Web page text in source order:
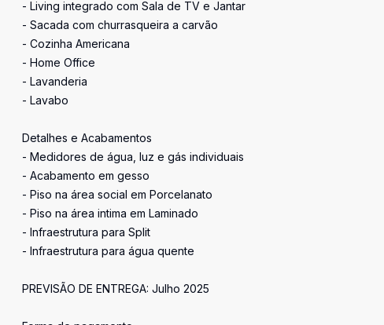
- Living integrado com Sala de TV e Jantar
- Sacada com churrasqueira a carvão
- Cozinha Americana
- Home Office
- Lavanderia
- Lavabo
Detalhes e Acabamentos
- Medidores de água, luz e gás individuais
- Acabamento em gesso
- Piso na área social em Porcelanato
- Piso na área intima em Laminado
- Infraestrutura para Split
- Infraestrutura para água quente
PREVISÃO DE ENTREGA: Julho 2025